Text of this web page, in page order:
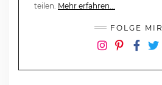
teilen. Mehr erfahren...
FOLGE MIR